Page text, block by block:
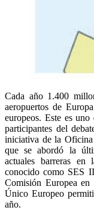
Cada año 1.400
aeropuertos de
europeos. Este es
participantes del
iniciativa de la
que se abordó la
actuales barreras
conocido como SES
Comisión Europea
Único Europeo
año.